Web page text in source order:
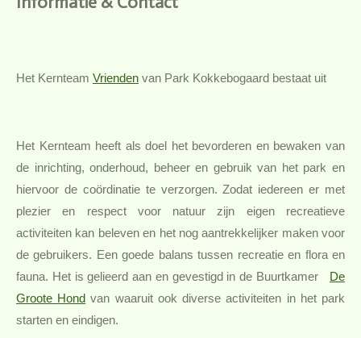
Het Kernteam Vrienden van Park Kokkebogaard bestaat uit
Het Kernteam heeft als doel het bevorderen en bewaken van
de inrichting, onderhoud, beheer en gebruik van het park en
hiervoor de coördinatie te verzorgen. Zodat iedereen er met
plezier en respect voor natuur zijn eigen recreatieve
activiteiten kan beleven en het nog aantrekkelijker maken voor
de gebruikers. Een goede balans tussen recreatie en flora en
fauna. Het is gelieerd aan en gevestigd in de Buurtkamer De
Groote Hond van waaruit ook diverse activiteiten in het park
starten en eindigen.